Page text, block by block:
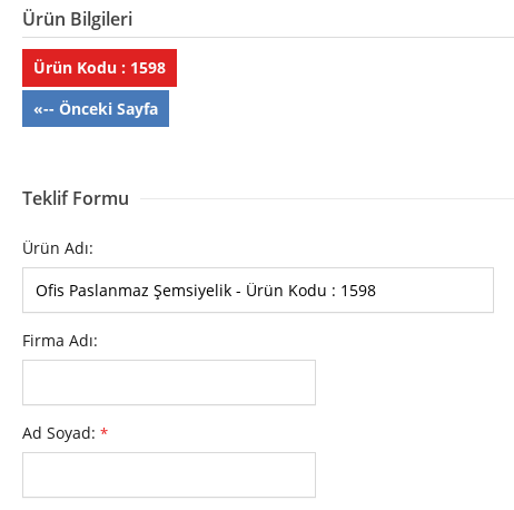
Ürün Bilgileri
Ürün Kodu : 1598
«-- Önceki Sayfa
Teklif Formu
Ürün Adı:
Firma Adı:
Ad Soyad: *